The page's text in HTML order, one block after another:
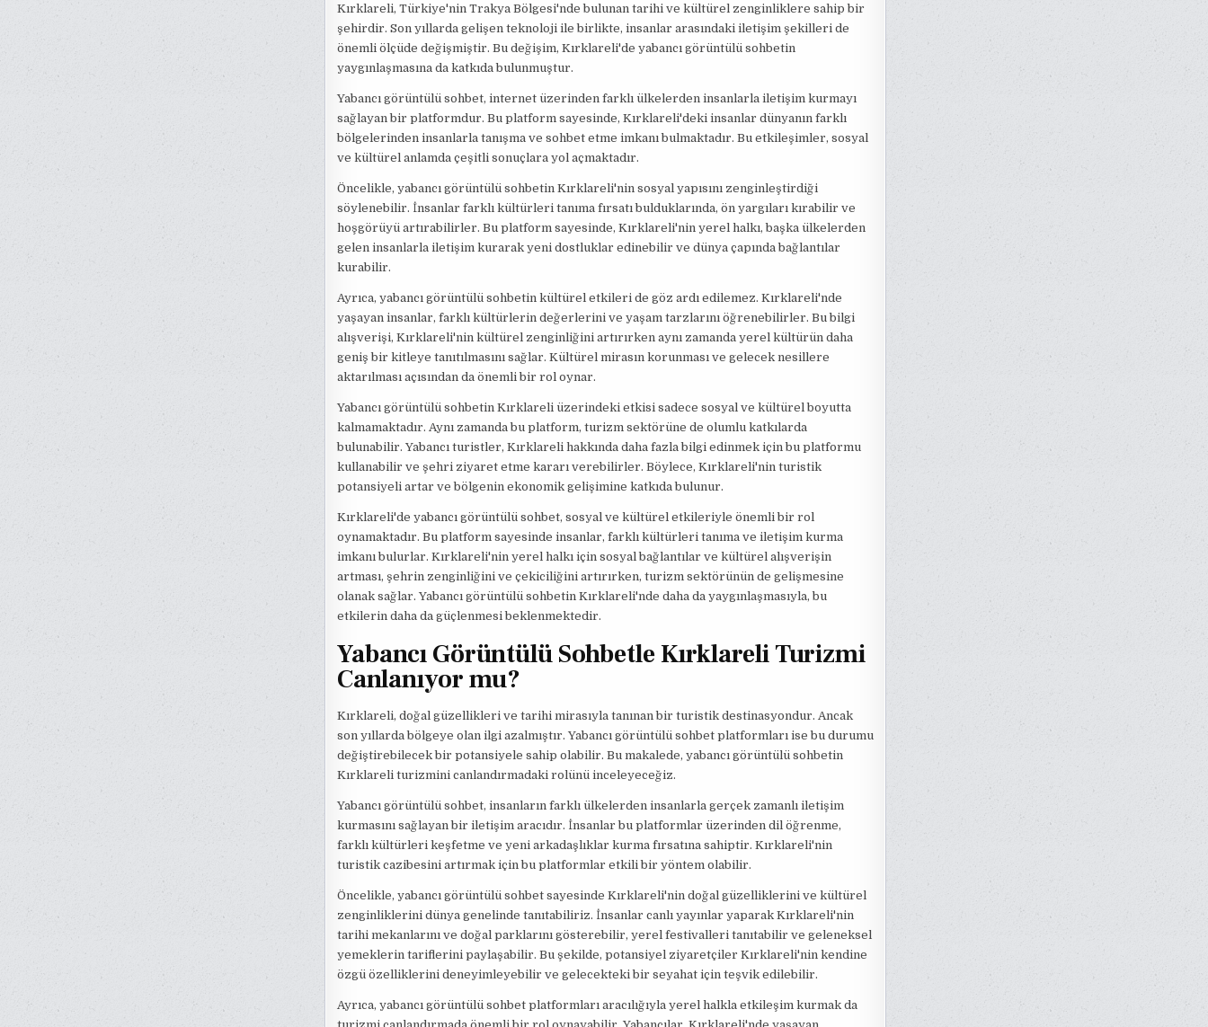
Kırklareli, Türkiye'nin Trakya Bölgesi'nde bulunan tarihi ve kültürel zenginliklere sahip bir
şehirdir. Son yıllarda gelişen teknoloji ile birlikte, insanlar arasındaki iletişim şekilleri de
önemli ölçüde değişmiştir. Bu değişim, Kırklareli'de yabancı görüntülü sohbetin
yaygınlaşmasına da katkıda bulunmuştur.
Yabancı görüntülü sohbet, internet üzerinden farklı ülkelerden insanlarla iletişim kurmayı
sağlayan bir platformdur. Bu platform sayesinde, Kırklareli'deki insanlar dünyanın farklı
bölgelerinden insanlarla tanışma ve sohbet etme imkanı bulmaktadır. Bu etkileşimler, sosyal
ve kültürel anlamda çeşitli sonuçlara yol açmaktadır.
Öncelikle, yabancı görüntülü sohbetin Kırklareli'nin sosyal yapısını zenginleştirdiği
söylenebilir. İnsanlar farklı kültürleri tanıma fırsatı bulduklarında, ön yargıları kırabilir ve
hoşgörüyü artırabilirler. Bu platform sayesinde, Kırklareli'nin yerel halkı, başka ülkelerden
gelen insanlarla iletişim kurarak yeni dostluklar edinebilir ve dünya çapında bağlantılar
kurabilir.
Ayrıca, yabancı görüntülü sohbetin kültürel etkileri de göz ardı edilemez. Kırklareli'nde
yaşayan insanlar, farklı kültürlerin değerlerini ve yaşam tarzlarını öğrenebilirler. Bu bilgi
alışverişi, Kırklareli'nin kültürel zenginliğini artırırken aynı zamanda yerel kültürün daha
geniş bir kitleye tanıtılmasını sağlar. Kültürel mirasın korunması ve gelecek nesillere
aktarılması açısından da önemli bir rol oynar.
Yabancı görüntülü sohbetin Kırklareli üzerindeki etkisi sadece sosyal ve kültürel boyutta
kalmamaktadır. Aynı zamanda bu platform, turizm sektörüne de olumlu katkılarda
bulunabilir. Yabancı turistler, Kırklareli hakkında daha fazla bilgi edinmek için bu platformu
kullanabilir ve şehri ziyaret etme kararı verebilirler. Böylece, Kırklareli'nin turistik
potansiyeli artar ve bölgenin ekonomik gelişimine katkıda bulunur.
Kırklareli'de yabancı görüntülü sohbet, sosyal ve kültürel etkileriyle önemli bir rol
oynamaktadır. Bu platform sayesinde insanlar, farklı kültürleri tanıma ve iletişim kurma
imkanı bulurlar. Kırklareli'nin yerel halkı için sosyal bağlantılar ve kültürel alışverişin
artması, şehrin zenginliğini ve çekiciliğini artırırken, turizm sektörünün de gelişmesine
olanak sağlar. Yabancı görüntülü sohbetin Kırklareli'nde daha da yaygınlaşmasıyla, bu
etkilerin daha da güçlenmesi beklenmektedir.
Yabancı Görüntülü Sohbetle Kırklareli Turizmi
Canlanıyor mu?
Kırklareli, doğal güzellikleri ve tarihi mirasıyla tanınan bir turistik destinasyondur. Ancak
son yıllarda bölgeye olan ilgi azalmıştır. Yabancı görüntülü sohbet platformları ise bu durumu
değiştirebilecek bir potansiyele sahip olabilir. Bu makalede, yabancı görüntülü sohbetin
Kırklareli turizmini canlandırmadaki rolünü inceleyeceğiz.
Yabancı görüntülü sohbet, insanların farklı ülkelerden insanlarla gerçek zamanlı iletişim
kurmasını sağlayan bir iletişim aracıdır. İnsanlar bu platformlar üzerinden dil öğrenme,
farklı kültürleri keşfetme ve yeni arkadaşlıklar kurma fırsatına sahiptir. Kırklareli'nin
turistik cazibesini artırmak için bu platformlar etkili bir yöntem olabilir.
Öncelikle, yabancı görüntülü sohbet sayesinde Kırklareli'nin doğal güzelliklerini ve kültürel
zenginliklerini dünya genelinde tanıtabiliriz. İnsanlar canlı yayınlar yaparak Kırklareli'nin
tarihi mekanlarını ve doğal parklarını gösterebilir, yerel festivalleri tanıtabilir ve geleneksel
yemeklerin tariflerini paylaşabilir. Bu şekilde, potansiyel ziyaretçiler Kırklareli'nin kendine
özgü özelliklerini deneyimleyebilir ve gelecekteki bir seyahat için teşvik edilebilir.
Ayrıca, yabancı görüntülü sohbet platformları aracılığıyla yerel halkla etkileşim kurmak da